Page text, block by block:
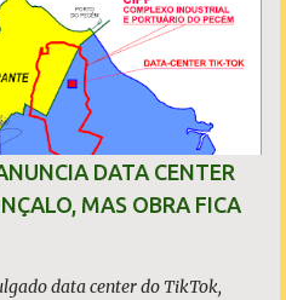
os resultados financeiros
de todo o setor do aço brasileiro.
se como líder no Brasil, com
bruto, os investimentos
em seus valores de segurança,
A produção total de aço
– um recuo de 1,3% em
de ferro atingiu 2,34
menor que 2024. Neste
pela trans...
DATA CENTER
MAS OBRA FICA
data center do TikTok,